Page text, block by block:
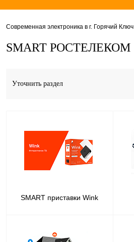
Современная электроника в г. Горячий Ключ
SMART РОСТЕЛЕКОМ
Уточнить раздел
SMART приставки Wink